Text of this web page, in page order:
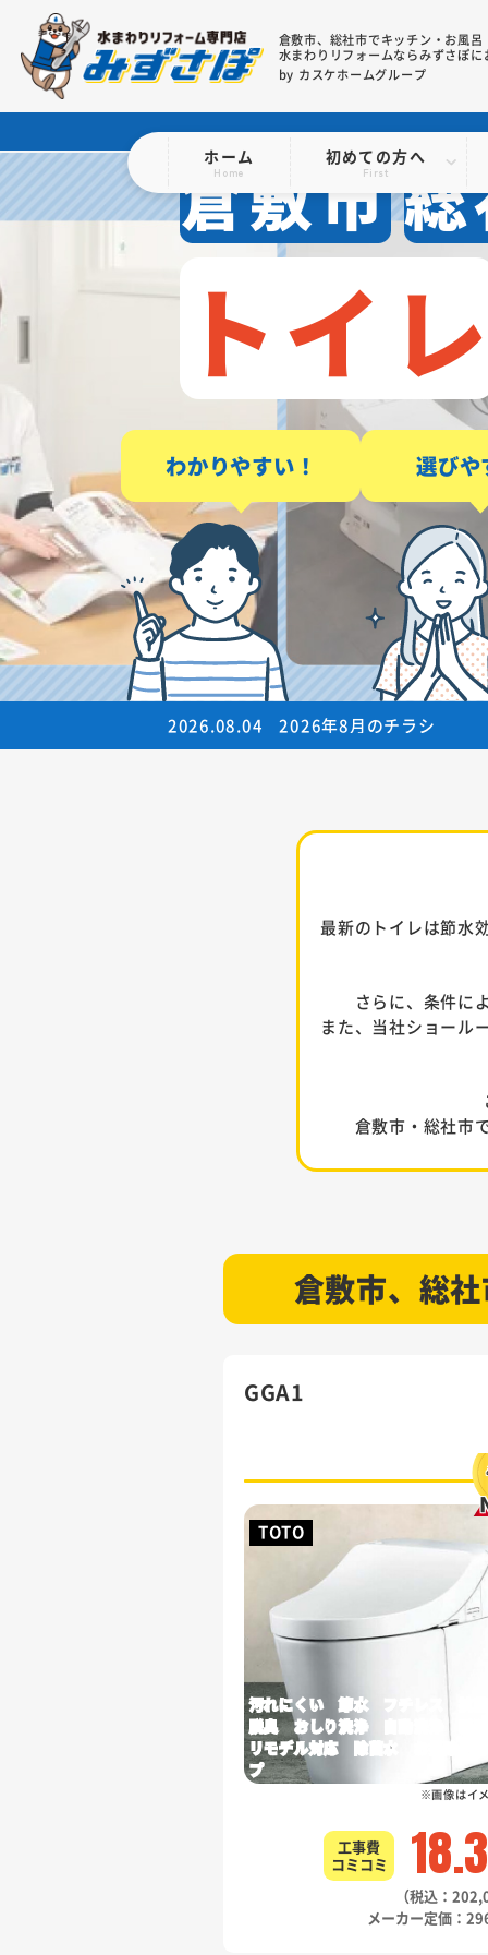
倉敷市、総社市でキッチン・お風
水まわりリフォームならみずさぽに
by カスケホームグループ
ホーム
Home
初めての方へ
First
倉敷市
トイ
わかりやすい！ 選びや
2026年8月のチラシ
最新のトイレは節水
さらに、条件に
また、当社ショール
倉敷市・総社市
倉敷市、総
GGA1
※画像はイ
TOTO
汚れにくい 節水 フチレス 抗菌
脱臭 おしり洗浄 自動洗浄 暖
リモデル対応 除菌水 お掃除リ
プ
工事費
コミコミ
（税込：
メーカー定価：